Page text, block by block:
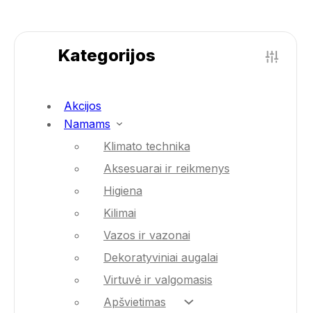
Kategorijos
Akcijos
Namams
Klimato technika
Aksesuarai ir reikmenys
Higiena
Kilimai
Vazos ir vazonai
Dekoratyviniai augalai
Virtuvė ir valgomasis
Apšvietimas